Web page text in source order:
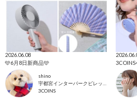
2026.06.08
🩵6月8日新商品🩵
shino
3COINS